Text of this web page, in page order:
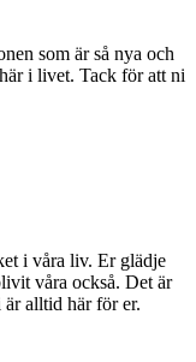
som är så nya och
i livet. Tack för att ni
i våra liv. Er glädje
våra också. Det är
alltid här för er.